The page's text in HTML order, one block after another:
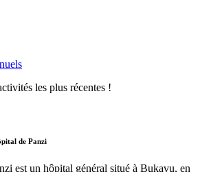
les plus récentes !
de Panzi
est un hôpital général situé à Bukavu, en